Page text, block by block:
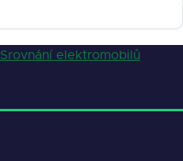
Srovnání elektromobilů